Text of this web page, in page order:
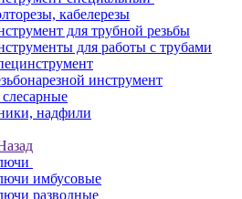
кабелерезы
для трубной резьбы
для работы с трубами
инструмент
надфили
имбусовые
разводные